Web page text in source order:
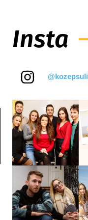
Insta
@kozepsuli